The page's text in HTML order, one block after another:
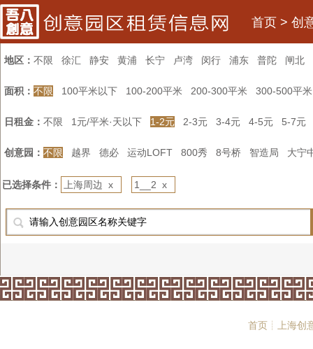
首页 > 创
地区： 不限 徐汇 静安 黄浦 长宁 卢湾 闵行 浦东 普陀 闸北
面积： 不限 100平米以下 100-200平米 200-300平米 300-500平米
日租金： 不限 1元/平米·天以下 1-2元 2-3元 3-4元 4-5元 5-7元
创意园： 不限 越界 德必 运动LOFT 800秀 8号桥 智造局 大宁
已选择条件： 上海周边 x 1__2 x
首页┊ 上海